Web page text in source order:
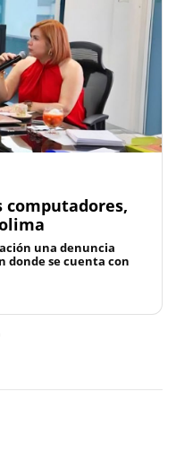
computadores,
una denuncia
donde se cuenta con